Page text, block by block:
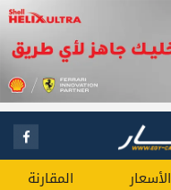
الأسعار المقارنة